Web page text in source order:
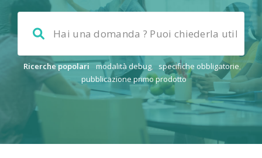
Ricerche popolari modalità debug, specifiche obbligatorie,
pubblicazione primo prodotto